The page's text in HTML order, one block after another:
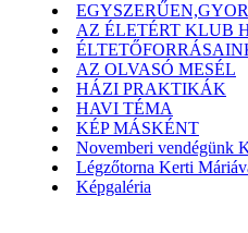
AZ ÉLETÉRT KLUB
AZ OLVASÓ MESÉL
HÁZI PRAKTIKÁK
HAVI TÉMA
KÉP MÁSKÉNT
Novemberi vendégünk
Légzőtorna Kerti
Képgaléria